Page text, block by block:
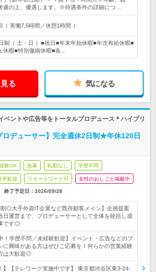
慮の上、優遇します。※待遇条件の詳細につ…
（ 実働7.5時間／休憩1時間 ）
制（ 土・日 ）■祝日■年末年始休暇■年次有給休暇■
休暇■特別傷病休暇■各…
る 気になる
ベントや広告等をトータルプロデュース＊ハイブリ
ロデューサー】完全週休2日制★年休120日
験OK 急募 転勤なし 学歴不問
卒歓迎 リモートワーク可 女性のおしごと掲載中
終了予定日： 2026/09/28
割◎大手外資IT企業など既存顧客メイン】企画提案
日運営まで、プロデューサーとして全体を統括し成
です◎
！学歴不問／未経験歓迎】イベント・広告などのプ
に興味がある方はぜひご応募を！何らかの営業経験
は大歓迎◎
】【テレワーク実施中です】 東京都渋谷区東3-24-